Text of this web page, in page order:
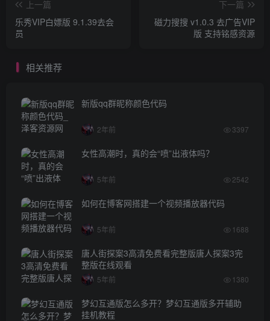
上一篇
乐秀VIP白嫖版 9.1.39去会
员
下一篇
磁力搜搜 v1.0.3 去广告VIP
版 支持铭感资源
相关推荐
新版qq群昵称颜色代码
2年前 3397
女性高潮时，真的会“喷”出液体吗？
5年前 2542
如何在博客网搭建一个视频播放器代码
5年前 1688
唐人街探案3高清免费看完整版唐人探案3完
整版在线观看
5年前 1380
梦幻互通版怎么多开？梦幻互通版多开辅助
挂机教程